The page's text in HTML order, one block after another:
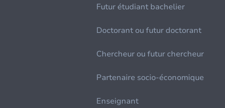
Futur étudiant bachelier
Doctorant ou futur doctorant
Chercheur ou futur chercheur
Partenaire socio-économique
Enseignant